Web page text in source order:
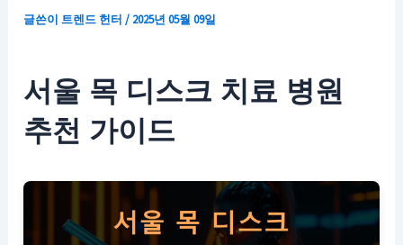
글쓴이 트렌드 헌터/ 2025년 05월 09일
서울 목 디스크 치료 병원
추천 가이드